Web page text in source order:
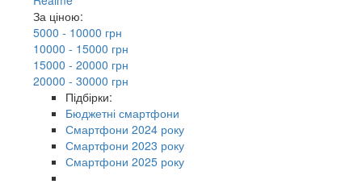
За ціною:
5000 - 10000 грн
10000 - 15000 грн
15000 - 20000 грн
20000 - 30000 грн
Підбірки:
Бюджетні смартфони
Смартфони 2024 року
Смартфони 2023 року
Смартфони 2025 року